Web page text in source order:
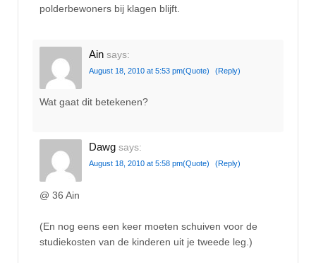
polderbewoners bij klagen blijft.
Ain says:
August 18, 2010 at 5:53 pm(Quote) (Reply)
Wat gaat dit betekenen?
Dawg says:
August 18, 2010 at 5:58 pm(Quote) (Reply)
@ 36 Ain
(En nog eens een keer moeten schuiven voor de
studiekosten van de kinderen uit je tweede leg.)